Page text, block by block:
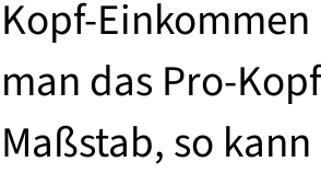
Kopf-
man das Pro-
Maßstab, so